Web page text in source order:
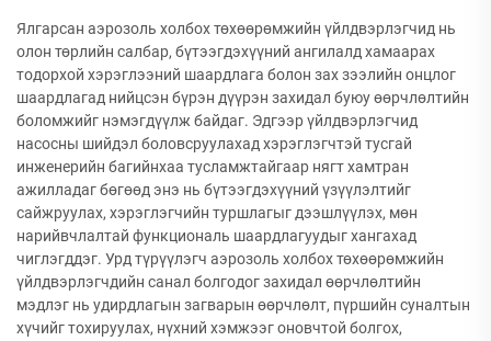
Ялгарсан аэрозоль холбох төхөөрөмжийн үйлдвэрлэгчид нь
олон төрлийн салбар, бүтээгдэхүүний ангилалд хамаарах
тодорхой хэрэглээний шаардлага болон зах зээлийн онцлог
шаардлагад нийцсэн бүрэн дүүрэн захидал буюу өөрчлөлтийн
боломжийг нэмэгдүүлж байдаг. Эдгээр үйлдвэрлэгчид
насосны шийдэл боловсруулахад хэрэглэгчтэй тусгай
инженерийн багийнхаа тусламжтайгаар нягт хамтран
ажилладаг бөгөөд энэ нь бүтээгдэхүүний үзүүлэлтийг
сайжруулах, хэрэглэгчийн туршлагыг дээшлүүлэх, мөн
нарийвчлалтай функциональ шаардлагуудыг хангахад
чиглэгддэг. Урд түрүүлэгч аэрозоль холбох төхөөрөмжийн
үйлдвэрлэгчдийн санал болгодог захидал өөрчлөлтийн
мэдлэг нь удирдлагын загварын өөрчлөлт, пүршийн суналтын
хүчийг тохируулах, нүхний хэмжээг оновчтой болгох,